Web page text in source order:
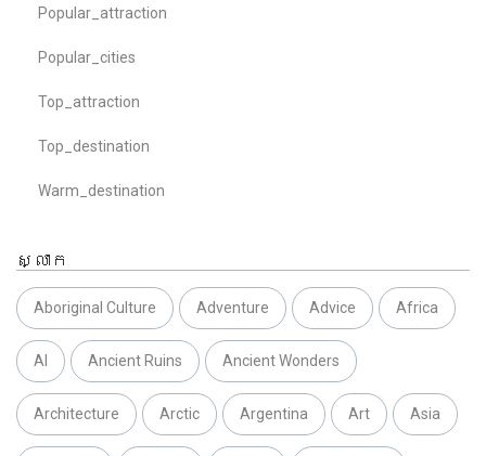
Popular_attraction
Popular_cities
Top_attraction
Top_destination
Warm_destination
ស្លាក
Aboriginal Culture Adventure Advice Africa
AI Ancient Ruins Ancient Wonders
Architecture Arctic Argentina Art Asia